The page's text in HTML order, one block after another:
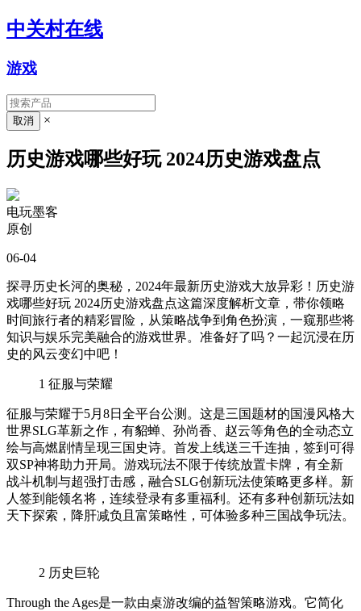
中关村在线
游戏
×
历史游戏哪些好玩 2024历史游戏盘点
电玩墨客
原创
06-04
探寻历史长河的奥秘，2024年最新历史游戏大放异彩！历史游
戏哪些好玩 2024历史游戏盘点这篇深度解析文章，带你领略
时间旅行者的精彩冒险，从策略战争到角色扮演，一窥那些将
知识与娱乐完美融合的游戏世界。准备好了吗？一起沉浸在历
史的风云变幻中吧！
1 征服与荣耀
征服与荣耀于5月8日全平台公测。这是三国题材的国漫风格大
世界SLG革新之作，有貂蝉、孙尚香、赵云等角色的全动态立
绘与高燃剧情呈现三国史诗。首发上线送三千连抽，签到可得
双SP神将助力开局。游戏玩法不限于传统放置卡牌，有全新
战斗机制与超强打击感，融合SLG创新玩法使策略更多样。新
人签到能领名将，连续登录有多重福利。还有多种创新玩法如
天下探索，降肝减负且富策略性，可体验多种三国战争玩法。
2 历史巨轮
Through the Ages是一款由桌游改编的益智策略游戏。它简化